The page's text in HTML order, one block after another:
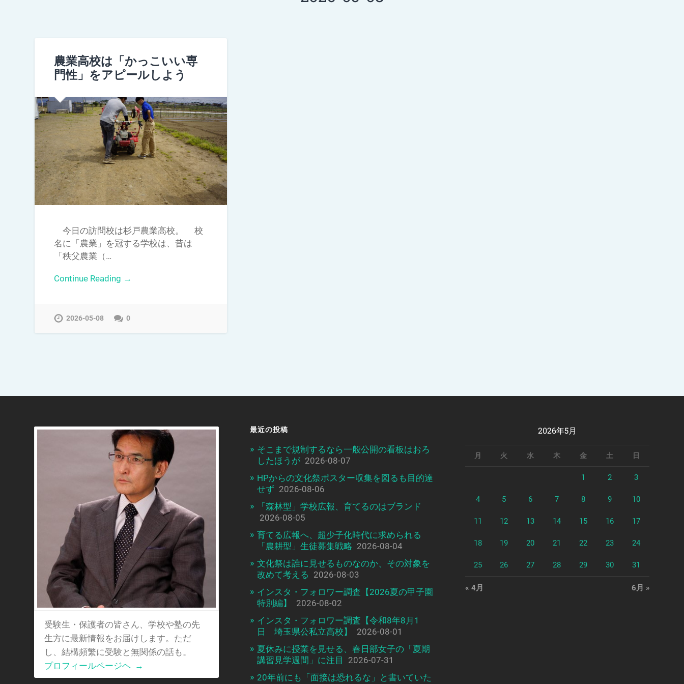
農業高校は「かっこいい専
門性」をアピールしよう
今日の訪問校は杉戸農業高校。 校
名に「農業」を冠する学校は、昔は
「秩父農業（…
Continue Reading →
2026-05-08 0
受験生・保護者の皆さん、学校や塾の先
生方に最新情報をお届けします。ただ
し、結構頻繁に受験と無関係の話も。
プロフィールページヘ →
最近の投稿
そこまで規制するなら一般公開の看板はおろ
したほうが 2026-08-07
HPからの文化祭ポスター収集を図るも目的達
せず 2026-08-06
「森林型」学校広報、育てるのはブランド
2026-08-05
育てる広報へ、超少子化時代に求められる
「農耕型」生徒募集戦略 2026-08-04
文化祭は誰に見せるものなのか、その対象を
改めて考える 2026-08-03
インスタ・フォロワー調査【2026夏の甲子園
特別編】
2026-08-02
インスタ・フォロワー調査【令和8年8月1
日 埼玉県公私立高校】
2026-08-01
夏休みに授業を見せる、春日部女子の「夏期
講習見学週間」に注目
2026-07-31
20年前にも「面接は恐れるな」と書いていた
2026年5月
月 火 水 木 金 土 日
1 2 3
4 5 6 7 8 9 10
11 12 13 14 15 16 17
18 19 20 21 22 23 24
25 26 27 28 29 30 31
« 4月 6月 »